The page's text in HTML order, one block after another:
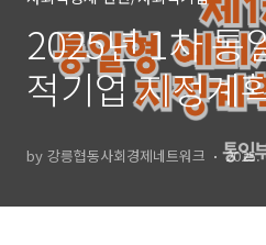
2025년 1차 통
적기업 지정계
by 강릉협동사회경제네트워크 2025.